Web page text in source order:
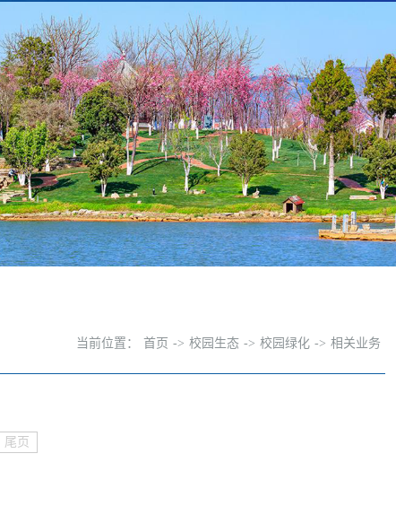
当前位置： 首页 -> 校园生态 -> 校园绿化 -> 相关业务
尾页